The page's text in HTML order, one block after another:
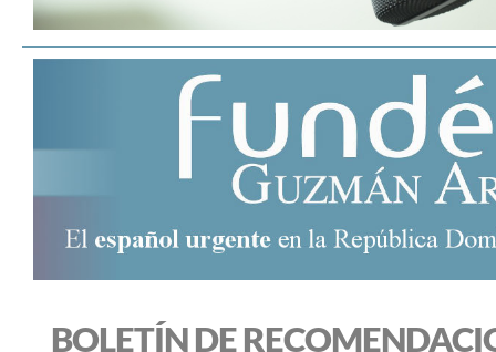
BOLETÍN DE